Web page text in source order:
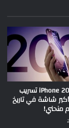
ايفون 20 – iPhone 20 تسريب
شاشة في تاريخ
منحني!